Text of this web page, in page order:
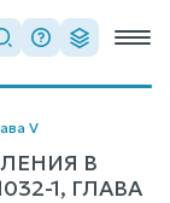
V
В
1, ГЛАВА